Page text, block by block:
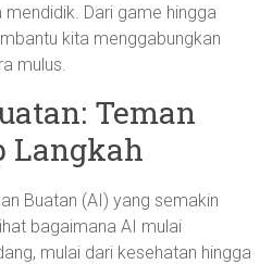
Dari game hingga
kita menggabungkan
mulus.
Teman
Langkah
Buatan (AI) yang semakin
bagaimana AI mulai
mulai dari kesehatan hingga